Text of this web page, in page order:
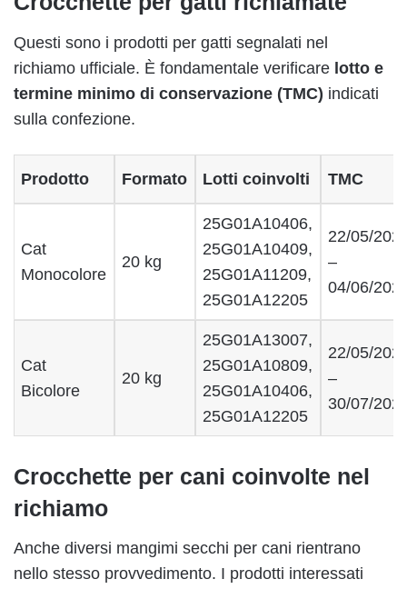
Questi sono i prodotti per gatti segnalati nel
richiamo ufficiale. È fondamentale verificare lotto e
termine minimo di conservazione (TMC) indicati
sulla confezione.
Prodotto Formato Lotti coinvolti TMC
Cat
Monocolore
20 kg
25G01A10406,
25G01A10409,
25G01A11209,
25G01A12205
22/05/
–
04/06/
Cat
Bicolore
20 kg
25G01A13007,
25G01A10809,
25G01A10406,
25G01A12205
22/05/
–
30/07/
Crocchette per cani coinvolte nel
richiamo
Anche diversi mangimi secchi per cani rientrano
nello stesso provvedimento. I prodotti interessati